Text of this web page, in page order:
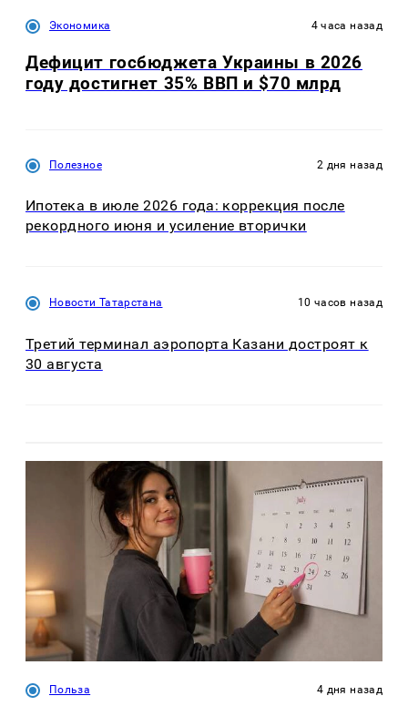
Экономика 4 часа назад
Дефицит госбюджета Украины в 2026
году достигнет 35% ВВП и $70 млрд
Полезное 2 дня назад
Ипотека в июле 2026 года: коррекция после
рекордного июня и усиление вторички
Новости Татарстана 10 часов назад
Третий терминал аэропорта Казани достроят к
30 августа
Польза 4 дня назад